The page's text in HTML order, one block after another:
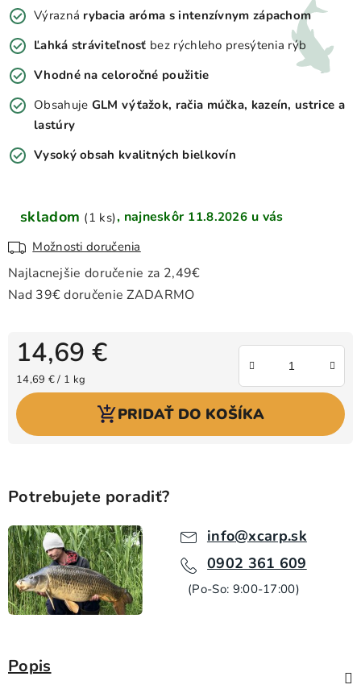
Výrazná rybacia aróma s intenzívnym zápachom
Ľahká stráviteľnosť bez rýchleho presýtenia rýb
Vhodné na celoročné použitie
Obsahuje GLM výťažok, račia múčka, kazeín, ustrice a
lastúry
Vysoký obsah kvalitných bielkovín
skladom (1 ks)
11.8.2026
Možnosti doručenia
14,69 €
Jednotková cena:
14,69 € / 1 kg
PRIDAŤ DO KOŠÍKA
Potrebujete poradiť?
info@xcarp.sk
0902 361 609
(Po-So: 9:00-17:00)
Popis